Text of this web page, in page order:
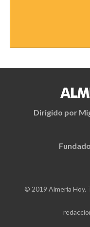
Dirigido por
© 2019 Almería Hoy.